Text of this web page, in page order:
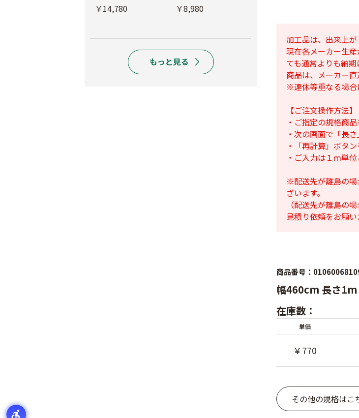
￥14,780
￥8,980
加工品は、出来上が
現在各メーカー生
ても通常よりも納期
商品は、メーカー直
※連休等重なる場合
【ご注文操作方法】
・ご指定の規格商
・次の画面で「長
・「再計算」ボタ
・ご入力は１ｍ単位
※配送先が離島の場
ざいます。
（配送先が離島の
見積り依頼をお願い
商品番号：
幅460cm 長さ1m
在庫数：
単価
￥770
その他の規格はこ